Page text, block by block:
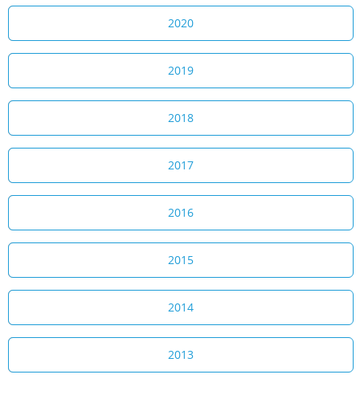
2020
2019
2018
2017
2016
2015
2014
2013